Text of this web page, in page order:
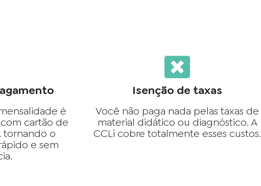
é
cartão de
tornando o
e sem
Isenção de taxas
Você não paga nada pelas taxas de
material didático ou diagnóstico. A
CCLi cobre totalmente esses custos.